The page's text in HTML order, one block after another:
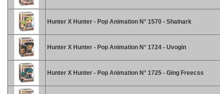
Hunter X Hunter - Pop Animation N° 1570 - Shalnark
Hunter X Hunter - Pop Animation N° 1724 - Uvogin
Hunter X Hunter - Pop Animation N° 1725 - Ging Freecss